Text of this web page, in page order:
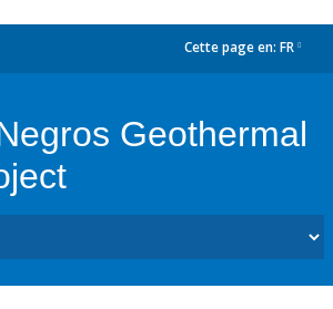
Cette page en: FR
Geothermal